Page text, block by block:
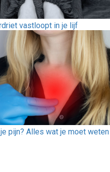
vastloopt in je lijf
pijn? Alles wat je moet weten